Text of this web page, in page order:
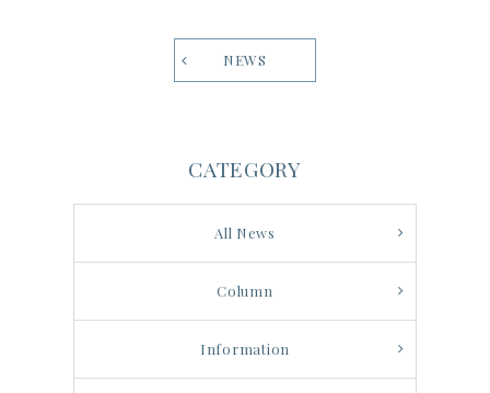
NEWS
CATEGORY
All News
Column
Information